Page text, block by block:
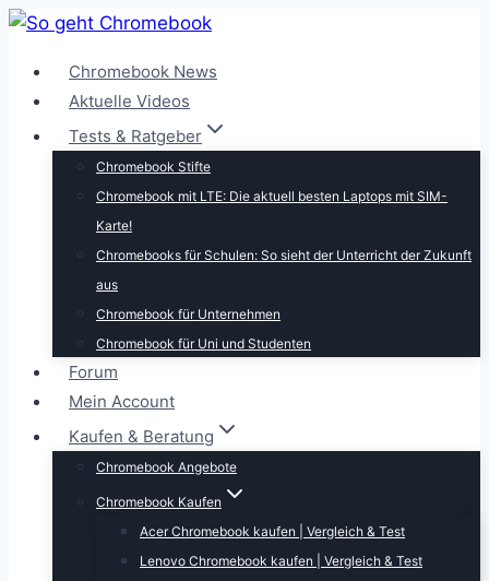
Zum
springenChromebook News
Aktuelle Videos
Tests & Ratgeber
Chromebook Stifte
Chromebook mit LTE: Die aktuell besten Laptops mit SIM-
Karte!
Chromebooks für Schulen: So sieht der Unterricht der Zukunft
aus
Chromebook für Unternehmen
Chromebook für Uni und Studenten
Forum
Mein Account
Kaufen & Beratung
Chromebook Angebote
Chromebook Kaufen
Acer Chromebook kaufen | Vergleich & Test
Lenovo Chromebook kaufen | Vergleich & Test